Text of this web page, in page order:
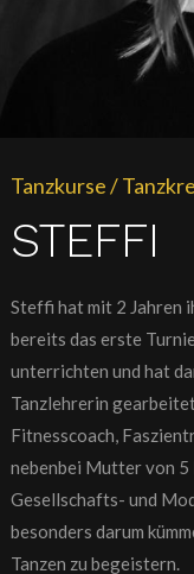
Tanzkurse /
STEFFI
Steffi hat mit 2 Jahren
bereits das erste
unterrichten und hat
Tanzlehrerin
Fitnesscoach,
nebenbei Mutter von
Gesellschafts- und
besonders darum
Tanzen zu begeistern.